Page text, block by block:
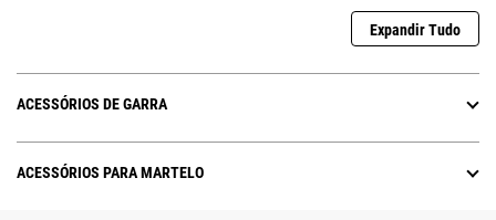
Expandir Tudo
ACESSÓRIOS DE GARRA
ACESSÓRIOS PARA MARTELO